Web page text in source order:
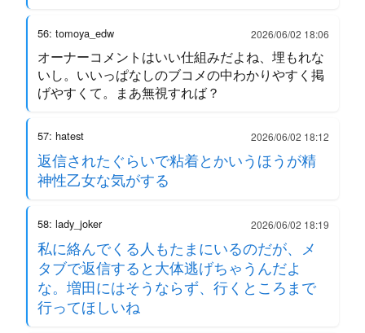
56: tomoya_edw 2026/06/02 18:06
オーナーコメントはいい仕組みだよね、埋もれな
いし。いいっぱなしのブコメの中わかりやすく掲
げやすくて。まあ無視すれば？
57: hatest 2026/06/02 18:12
返信されたぐらいで粘着とかいうほうが精
神性乙女な気がする
58: lady_joker 2026/06/02 18:19
私に絡んでくる人もたまにいるのだが、メ
タブで返信すると大体逃げちゃうんだよ
な。増田にはそうならず、行くところまで
行ってほしいね